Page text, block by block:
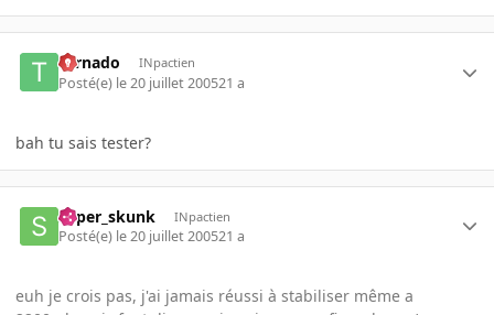
tornado INpactien
Posté(e) le 20 juillet 200521 a
bah tu sais tester?
super_skunk INpactien
Posté(e) le 20 juillet 200521 a
euh je crois pas, j'ai jamais réussi à stabiliser même a